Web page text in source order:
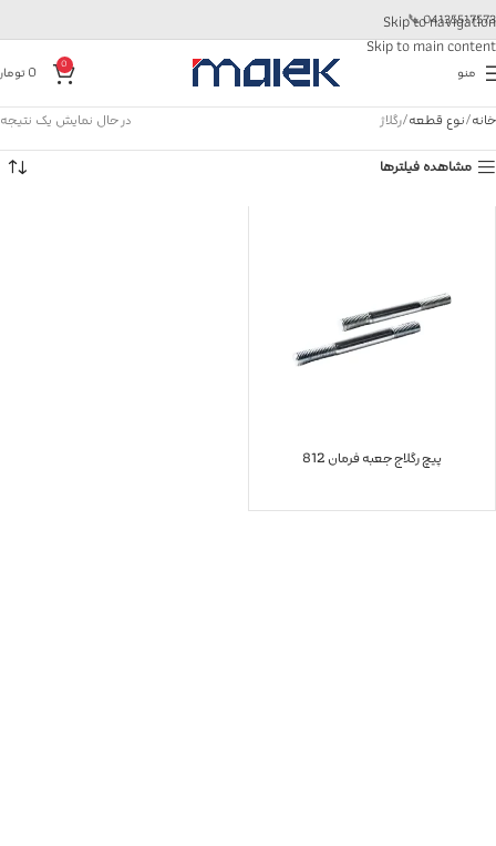
Skip to navigation
Skip to main content
04135517573
📞
منو 0
0
خانه نوع قطعه رگلاژ
در حال نمایش یک نتیجه
مشاهده فیلترها
پیچ رگلاج جعبه فرمان 812